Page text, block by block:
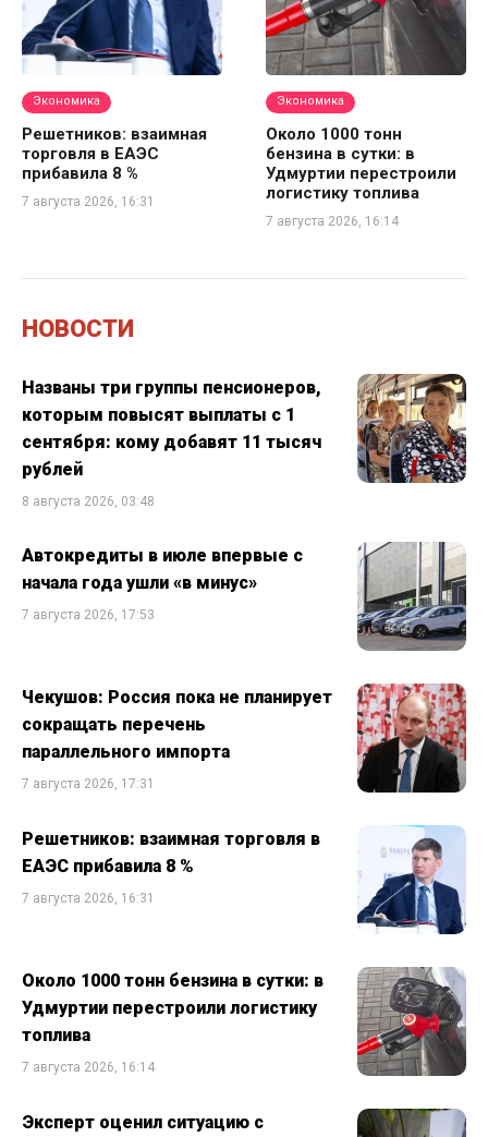
Экономика
Решетников: взаимная
торговля в ЕАЭС
прибавила 8 %
7 августа 2026, 16:31
Экономика
Около 1000 тонн
бензина в сутки: в
Удмуртии перестроили
логистику топлива
7 августа 2026, 16:14
НОВОСТИ
Названы три группы пенсионеров,
которым повысят выплаты с 1
сентября: кому добавят 11 тысяч
рублей
8 августа 2026, 03:48
Автокредиты в июле впервые с
начала года ушли «в минус»
7 августа 2026, 17:53
Чекушов: Россия пока не планирует
сокращать перечень
параллельного импорта
7 августа 2026, 17:31
Решетников: взаимная торговля в
ЕАЭС прибавила 8 %
7 августа 2026, 16:31
Около 1000 тонн бензина в сутки: в
Удмуртии перестроили логистику
топлива
7 августа 2026, 16:14
Эксперт оценил ситуацию с